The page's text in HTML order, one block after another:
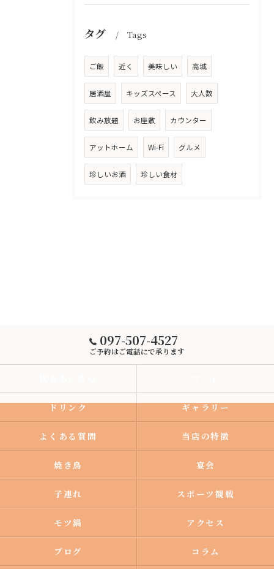
タグ Tags
ご飯 近く 美味しい 高城
居酒屋 キッズスペース 大人数
飲み放題 お座敷 カウンター
アットホーム Wi-Fi グルメ
珍しいお酒 珍しい食材
097-507-4527
ご予約はご電話にで承ります
ドリンク ギャラリー
よくある質問 当店の特徴
焼き鳥 宴会
子連れ スポーツ観戦
モツ鍋 アクセス
ブログ コラム